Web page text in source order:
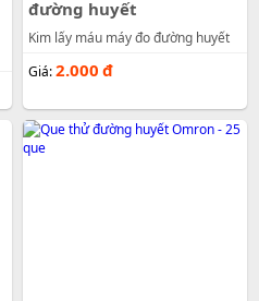
đường huyết
Kim lấy máu máy đo đường huyết
Giá:2.000 đ